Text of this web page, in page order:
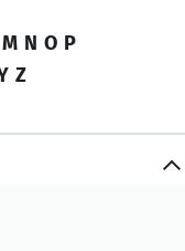
M N O P
Z